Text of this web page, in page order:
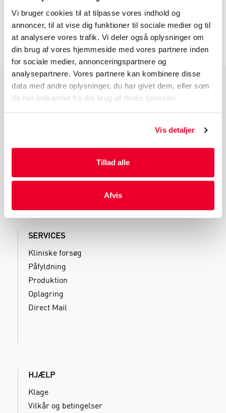
Vi bruger cookies til at tilpasse vores indhold og
annoncer, til at vise dig funktioner til sociale medier og til
at analysere vores trafik. Vi deler også oplysninger om
din brug af vores hjemmeside med vores partnere inden
for sociale medier, annonceringspartnere og
analysepartnere. Vores partnere kan kombinere disse
data med andre oplysninger, du har givet dem, eller som
de har indsamlet fra din brug af deres tjenester.
Vis detaljer
Tillad alle
Afvis
INFORMATION FØR DU BESTILLLER
PRODUKTGRUPPER
Industri Emballage
Medicinsk Emballage
SERVICES
Kliniske forsøg
Påfyldning
Produktion
Oplagring
Direct Mail
HJÆLP
Klage
Vilkår og betingelser